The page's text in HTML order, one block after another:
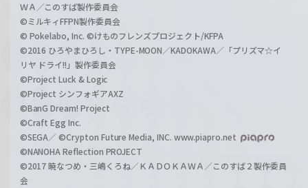
ＷＡ／このすば製作委員会
©ミルキィFFPN製作委員会
© Pokelabo, Inc. ©けものフレンズプロジェクト/KFPA
©2016 ひろやまひろし・TYPE-MOON／KADOKAWA／「プリズマ☆イ
リヤ ドライ!!」製作委員会
©Project Luck & Logic
©Project シンフォギアAXZ
©BanG Dream! Project
©Craft Egg Inc.
©SEGA／ ©Crypton Future Media, INC. www.piapro.net
©NANOHA Reflection PROJECT
©2017 暁なつめ・三嶋くろね／ＫＡＤＯＫＡＷＡ／このすば２製作委員
会